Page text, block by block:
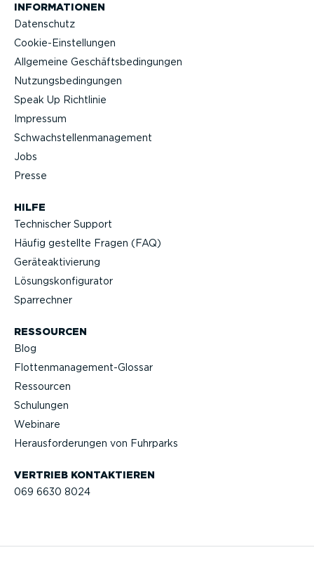
VERTRIEB KONTAK­TIEREN
069 6630 8024
HILFE
Technischer Support
Häufig gestellte Fragen (FAQ)
Geräteak­ti­vierung
Lösungs­kon­fi­gu­rator
Sparrechner
RESSOURCEN
Blog
Flotten­management-Glossar
Ressourcen
Schulungen
Webinare
Heraus­for­de­rungen von Fuhrparks
INFOR­MA­TIONEN
Datenschutz
Cookie-Ein­stel­lungen
Allgemeine Geschäfts­be­din­gungen
Nutzungs­be­din­gungen
Speak Up Richtlinie
Impressum
Schwach­stel­len­ma­nagement
Jobs
Presse